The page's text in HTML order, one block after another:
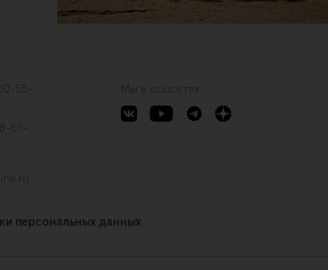
55-
65-
Мы в соцсетях
персональных данных